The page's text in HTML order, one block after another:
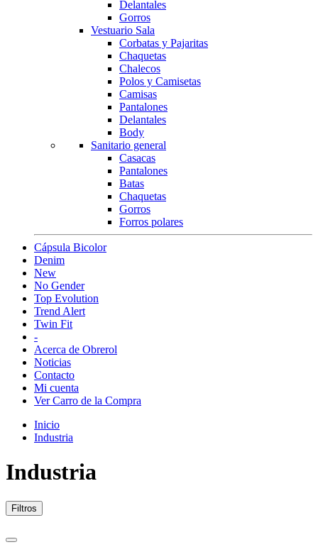
Delantales
Gorros
Vestuario Sala
Corbatas y Pajaritas
Chaquetas
Chalecos
Polos y Camisetas
Camisas
Pantalones
Delantales
Body
Sanitario general
Casacas
Pantalones
Batas
Chaquetas
Gorros
Forros polares
Cápsula Bicolor
Denim
New
No Gender
Top Evolution
Trend Alert
Twin Fit
-
Acerca de Obrerol
Noticias
Contacto
Mi cuenta
Ver Carro de la Compra
Inicio
Industria
Industria
Filtros